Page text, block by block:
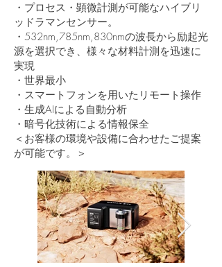
・プロセス・顕微計測が可能なハイブリ
ッドラマンセンサー。
・532nm,785nm,830nmの波長から励起光
源を選択でき、様々な材料計測を迅速に
実現
・世界最小
・スマートフォンを用いたリモート操作
・生成AIによる自動分析
・暗号化技術による情報保全
＜お客様の環境や設備に合わせたご提案
が可能です。＞